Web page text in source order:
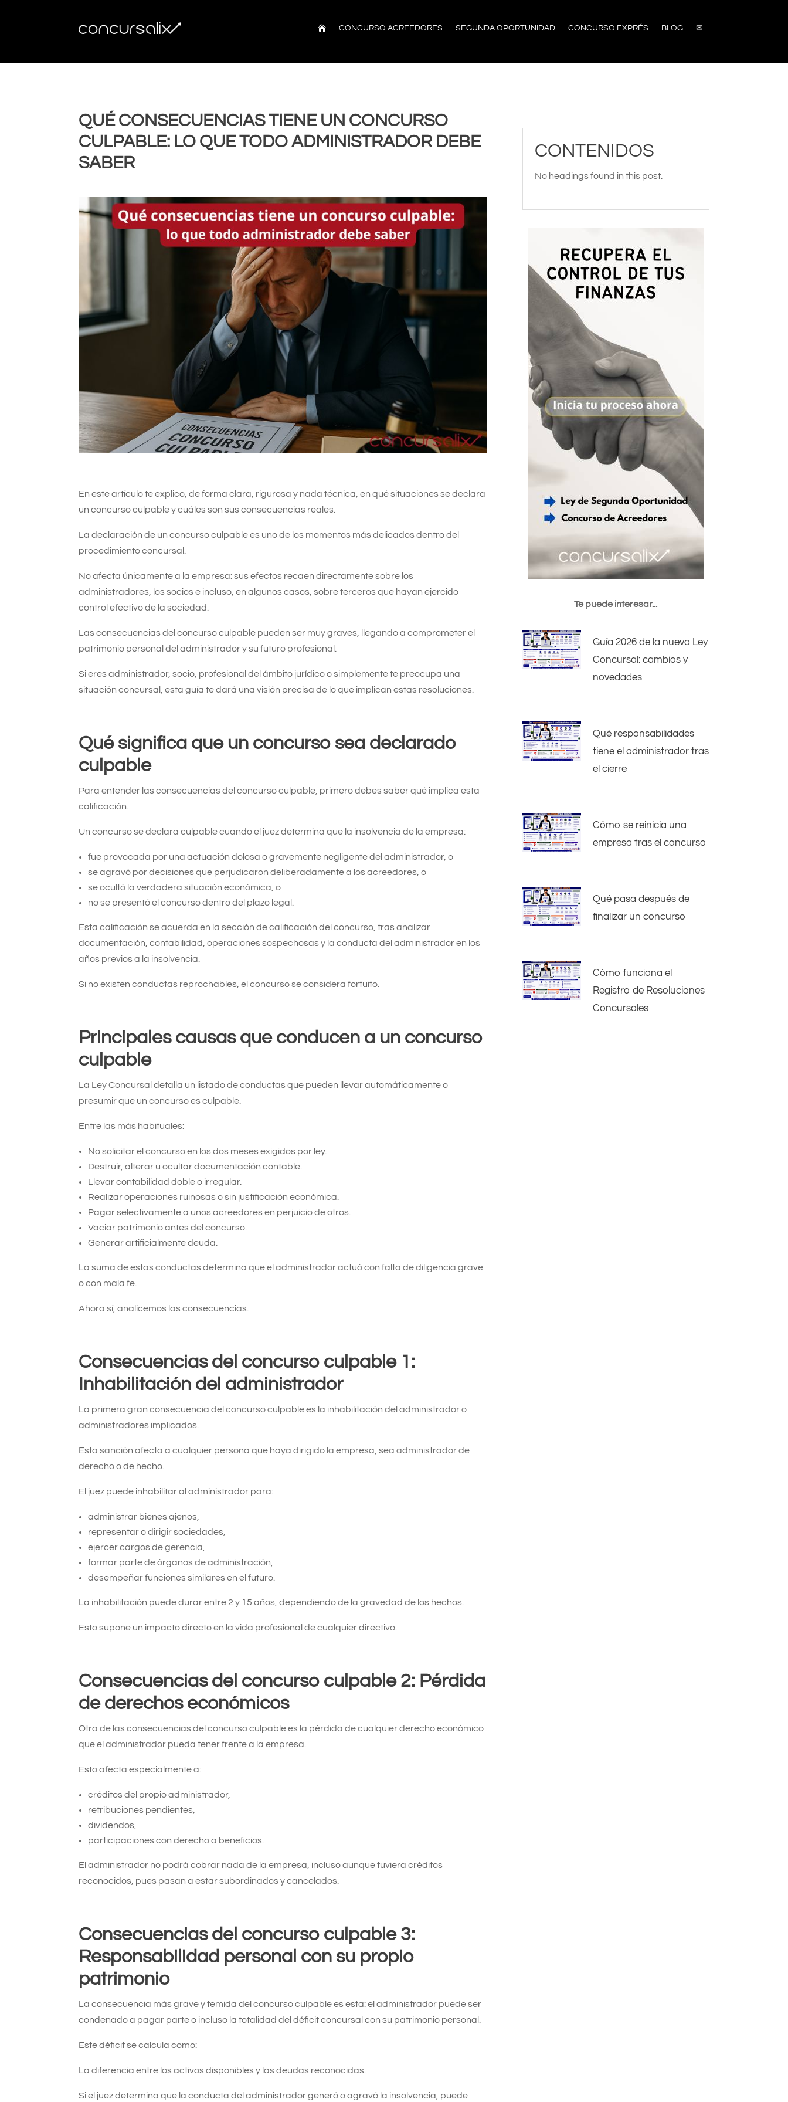
 CONCURSO ACREEDORES SEGUNDA OPORTUNIDAD CONCURSO EXPRÉS BLOG ✉
QUÉ CONSECUENCIAS TIENE UN CONCURSO
CULPABLE: LO QUE TODO ADMINISTRADOR DEBE
SABER
En este artículo te explico, de forma clara, rigurosa y nada técnica, en qué situaciones se declara
un concurso culpable y cuáles son sus consecuencias reales.
La declaración de un concurso culpable es uno de los momentos más delicados dentro del
procedimiento concursal.
No afecta únicamente a la empresa: sus efectos recaen directamente sobre los
administradores, los socios e incluso, en algunos casos, sobre terceros que hayan ejercido
control efectivo de la sociedad.
Las consecuencias del concurso culpable pueden ser muy graves, llegando a comprometer el
patrimonio personal del administrador y su futuro profesional.
Si eres administrador, socio, profesional del ámbito jurídico o simplemente te preocupa una
situación concursal, esta guía te dará una visión precisa de lo que implican estas resoluciones.
Qué significa que un concurso sea declarado
culpable
Para entender las consecuencias del concurso culpable, primero debes saber qué implica esta
calificación.
Un concurso se declara culpable cuando el juez determina que la insolvencia de la empresa:
fue provocada por una actuación dolosa o gravemente negligente del administrador, o
se agravó por decisiones que perjudicaron deliberadamente a los acreedores, o
se ocultó la verdadera situación económica, o
no se presentó el concurso dentro del plazo legal.
Esta calificación se acuerda en la sección de calificación del concurso, tras analizar
documentación, contabilidad, operaciones sospechosas y la conducta del administrador en los
años previos a la insolvencia.
Si no existen conductas reprochables, el concurso se considera fortuito.
Principales causas que conducen a un concurso
culpable
La Ley Concursal detalla un listado de conductas que pueden llevar automáticamente o
presumir que un concurso es culpable.
Entre las más habituales:
No solicitar el concurso en los dos meses exigidos por ley.
Destruir, alterar u ocultar documentación contable.
Llevar contabilidad doble o irregular.
Realizar operaciones ruinosas o sin justificación económica.
Pagar selectivamente a unos acreedores en perjuicio de otros.
Vaciar patrimonio antes del concurso.
Generar artificialmente deuda.
La suma de estas conductas determina que el administrador actuó con falta de diligencia grave
o con mala fe.
Ahora sí, analicemos las consecuencias.
Consecuencias del concurso culpable 1:
Inhabilitación del administrador
La primera gran consecuencia del concurso culpable es la inhabilitación del administrador o
administradores implicados.
Esta sanción afecta a cualquier persona que haya dirigido la empresa, sea administrador de
derecho o de hecho.
El juez puede inhabilitar al administrador para:
administrar bienes ajenos,
representar o dirigir sociedades,
ejercer cargos de gerencia,
formar parte de órganos de administración,
desempeñar funciones similares en el futuro.
La inhabilitación puede durar entre 2 y 15 años, dependiendo de la gravedad de los hechos.
Esto supone un impacto directo en la vida profesional de cualquier directivo.
Consecuencias del concurso culpable2: Pérdida
de derechos económicos
Otra de las consecuencias del concurso culpable es la pérdida de cualquier derecho económico
que el administrador pueda tener frente a la empresa.
Esto afecta especialmente a:
créditos del propio administrador,
retribuciones pendientes,
dividendos,
participaciones con derecho a beneficios.
El administrador no podrá cobrar nada de la empresa, incluso aunque tuviera créditos
reconocidos, pues pasan a estar subordinados y cancelados.
Consecuencias del concurso culpable 3:
Responsabilidad personal con su propio
patrimonio
La consecuencia más grave y temida del concurso culpable es esta: el administrador puede ser
condenado a pagar parte o incluso la totalidad del déficit concursal con su patrimonio personal.
Este déficit se calcula como:
La diferencia entre los activos disponibles y las deudas reconocidas.
Si el juez determina que la conducta del administrador generó o agravó la insolvencia, puede
CONTENIDOS
No headings found in this post.
Te puede interesar...
Guía 2026 de la nueva Ley
Concursal: cambios y
novedades
Qué responsabilidades
tiene el administrador tras
el cierre
Cómo se reinicia una
empresa tras el concurso
Qué pasa después de
finalizar un concurso
Cómo funciona el
Registro de Resoluciones
Concursales